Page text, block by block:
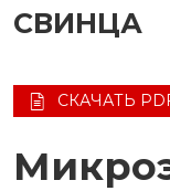
СВИНЦА
СКАЧАТЬ